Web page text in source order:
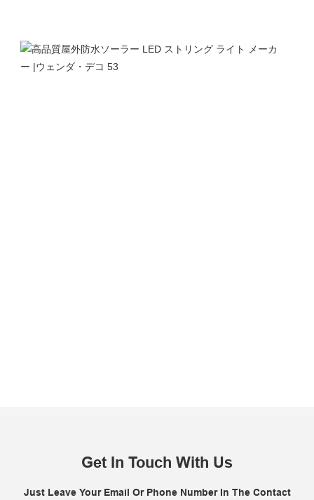
Get In Touch With Us
Just Leave Your Email Or Phone Number In The Contact